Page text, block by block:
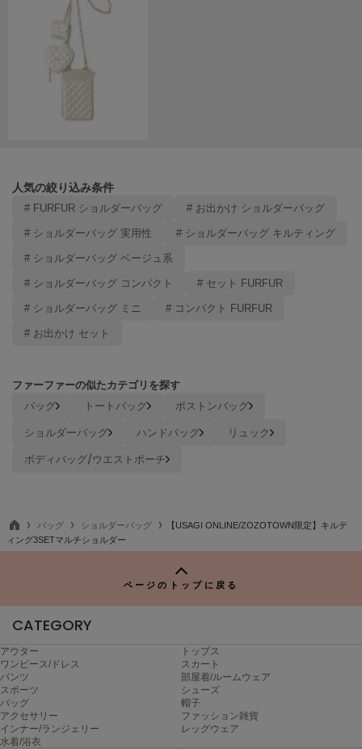
人気の絞り込み条件
# FURFUR ショルダーバッグ # お出かけ ショルダーバッグ
# ショルダーバッグ 実用性 # ショルダーバッグ キルティング
# ショルダーバッグ ベージュ系
# ショルダーバッグ コンパクト # セット FURFUR
# ショルダーバッグ ミニ # コンパクト FURFUR
# お出かけ セット
ファーファーの似たカテゴリを探す
バッグ トートバッグ
ボストンバッグ
ショルダーバッグ
ハンドバッグ
リュック
ボディバッグ/ウエストポーチ
TO
P
バッグ ショルダーバッグ
【USAGI ONLINE/ZOZOTOWN限定】キルテ
ィング3SETマルチショルダー
ページのトップに戻る
CATEGORY
アウター
トップス
ワンピース/ドレス
スカート
パンツ
部屋着/ルームウェア
スポーツ
シューズ
バッグ
帽子
アクセサリー
ファッション雑貨
インナー/ランジェリー
レッグウェア
水着/浴衣